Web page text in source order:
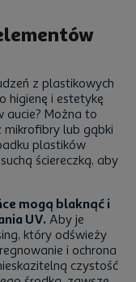
z plastikowych
higienę i estetykę
aucie? Można to
mikrofibry lub gąbki
plastików
ściereczką, aby
mogą blaknąć i
UV. Aby je
który odświeży
i ochrona
czystość